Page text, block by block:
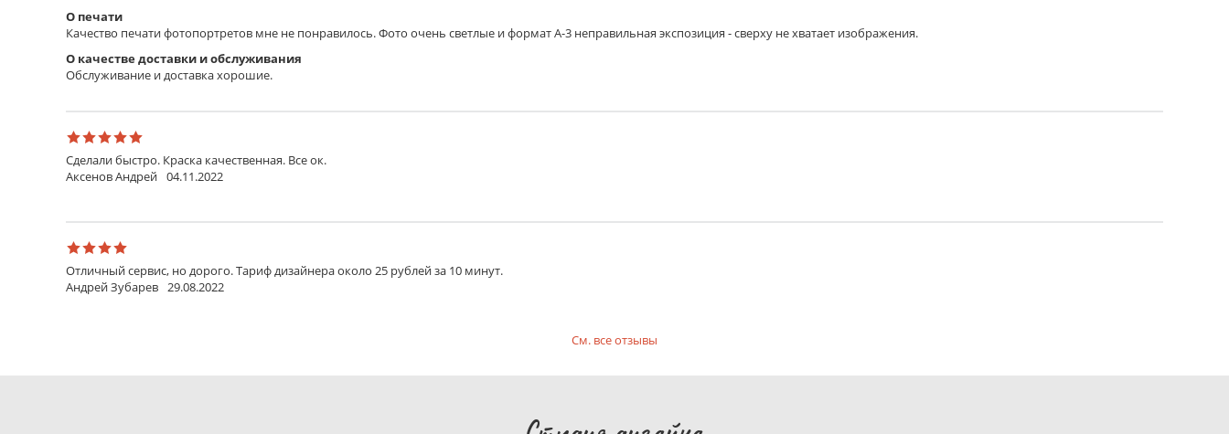
О печати
Качество печати фотопортретов мне не понравилось. Фото очень светлые и формат А-3 неправильная экспозиция - сверху не хватает изображения.
О качестве доставки и обслуживания
Обслуживание и доставка хорошие.
Сделали быстро. Краска качественная. Все ок.
Аксенов Андрей 04.11.2022
Отличный сервис, но дорого. Тариф дизайнера около 25 рублей за 10 минут.
Андрей Зубарев
29.08.2022
См. все отзывы